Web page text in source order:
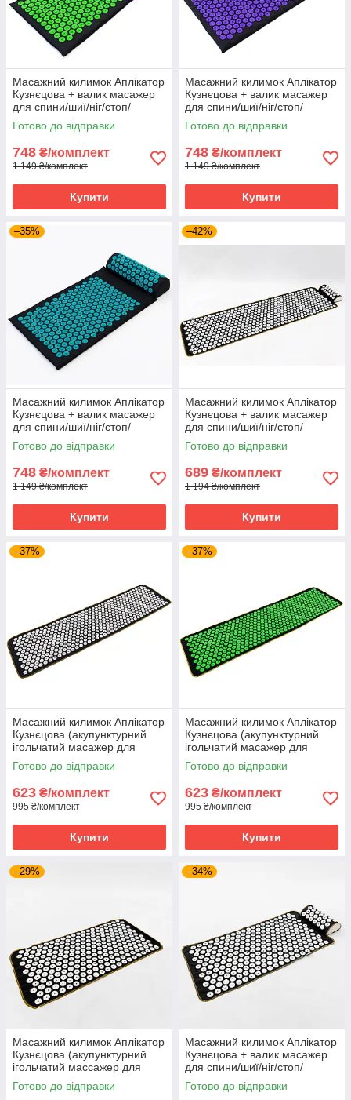
Масажний килимок Аплікатор
Кузнєцова + валик масажер
для спини/шиї/ніг/стоп/
голови/тіла OSPORT Pro (apl-
011) Чорно-салатовий
Готово до відправки
748 ₴/комплект
1 149 ₴/комплект
Купити
Масажний килимок Аплікатор
Кузнєцова + валик масажер
для спини/шиї/ніг/стоп/
голови/тіла OSPORT Pro (apl-
011) Чорно-фіолетовий
Готово до відправки
748 ₴/комплект
1 149 ₴/комплект
Купити
–35%
Масажний килимок Аплікатор
Кузнєцова + валик масажер
для спини/шиї/ніг/стоп/
голови/тіла OSPORT Pro (apl-
011) Чорно-бірюзовий
Готово до відправки
748 ₴/комплект
1 149 ₴/комплект
Купити
–42%
Масажний килимок Аплікатор
Кузнєцова + валик масажер
для спини/шиї/ніг/стоп/
голови/тіла OSPORT (n-0009)
Чорно-білий
Готово до відправки
689 ₴/комплект
1 194 ₴/комплект
Купити
–37%
Масажний килимок Аплікатор
Кузнєцова (акупунктурний
ігольчатий масажер для
спини) OSPORT Lite 145 (apl-
010) Чорно-білий
Готово до відправки
623 ₴/комплект
995 ₴/комплект
Купити
–37%
Масажний килимок Аплікатор
Кузнєцова (акупунктурний
ігольчатий масажер для
спини) OSPORT Lite 145 (apl-
010) Чорно-зелений
Готово до відправки
623 ₴/комплект
995 ₴/комплект
Купити
–29%
Масажний килимок Аплікатор
Кузнєцова (акупунктурний
ігольчатий массажер для
спини) OSPORT Lite 80 (apl-
009) Чорно-білий
Готово до відправки
–34%
Масажний килимок Аплікатор
Кузнєцова + валик масажер
для спини/шиї/ніг/стоп/
голови/тіла OSPORT (n-0004)
Чорно-білий
Готово до відправки